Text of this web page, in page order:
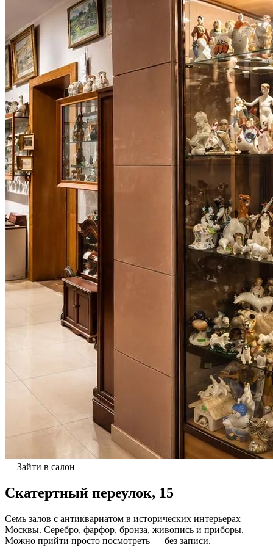
— Зайти в салон —
Скатертный переулок, 15
Семь залов с антиквариатом в исторических интерьерах
Москвы. Серебро, фарфор, бронза, живопись и приборы.
Можно прийти просто посмотреть — без записи.